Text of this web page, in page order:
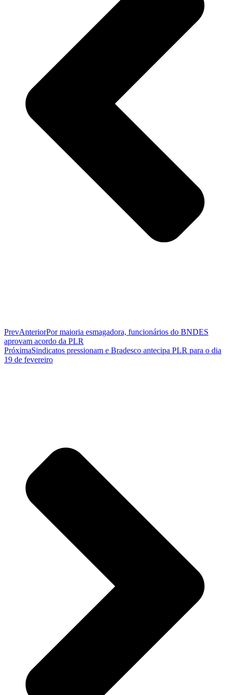
PrevAnteriorPor maioria esmagadora, funcionários do BNDES
aprovam acordo da PLR
PróximaSindicatos pressionam e Bradesco antecipa PLR para o dia
19 de fevereiro